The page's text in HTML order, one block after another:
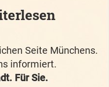
Seite Münchens.
informiert.
Für Sie.